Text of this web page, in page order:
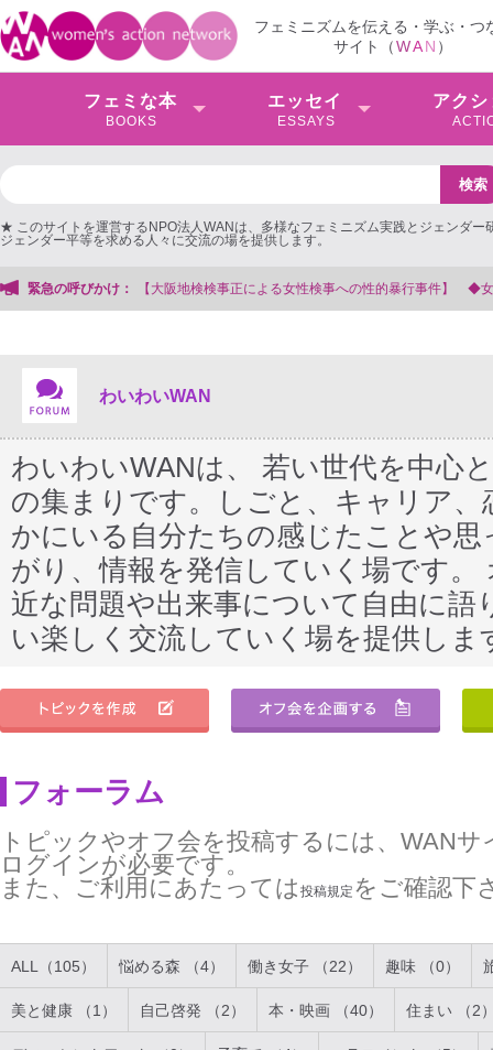
フェミニズムを伝える・学ぶ・つ
サイト（WAN ）
フェミな本
BOOKS
エッセイ
ESSAYS
アクシ
★ このサイトを運営するNPO法人WANは、多様なフェミニズム実践とジェンダー
ジェンダー平等を求める人々に交流の場を提供します。
緊急の呼びかけ：
わいわいWAN
わいわいWANは、 若い世代を中心
の集まりです。しごと、キャリア
かにいる自分たちの感じたことや
がり、情報を発信していく場です
近な問題や出来事について自由に
い楽しく交流していく場を提供しま
フォーラム
トピックやオフ会を投稿するには、WAN
ログインが必要です。
また、ご利用にあたっては 投稿規定 をご確認下
ALL（105） 悩める森 （4） 働き女子 （22） 趣味 （0）
美と健康 （1） 自己啓発 （2） 本・映画 （40） 住まい （2